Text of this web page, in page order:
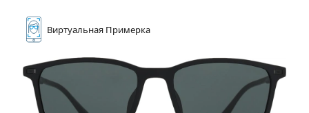
Виртуальная Примерка